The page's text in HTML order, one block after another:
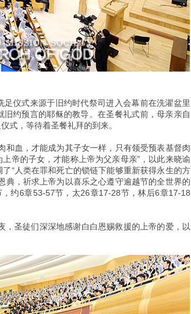
仪式来源于旧约时代祭司进入会幕前在洗濯盆里
约预言的耶稣的教导。在圣餐礼式前，母亲亲自
式，等待着圣餐礼拜的到来。
和血，才能成为其子女一样，只有领受预表基督肉
帝的子女，才能称上帝为父亲母亲”，以此来晓谕
“人类在罪和死亡的锁链下能够重新获得永生的方
典，祈求上帝为以喜乐之心遵守逾越节的全世界的
约6章53-57节，太26章17-28节，林后6章17-18
圣徒们深深地感谢白白恩赐救援的上帝的爱，以